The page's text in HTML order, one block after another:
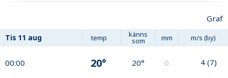
Graf
Tis 11 aug temp känns
som mm m/s (by)
00:00 20° 20° 0 4 (7)